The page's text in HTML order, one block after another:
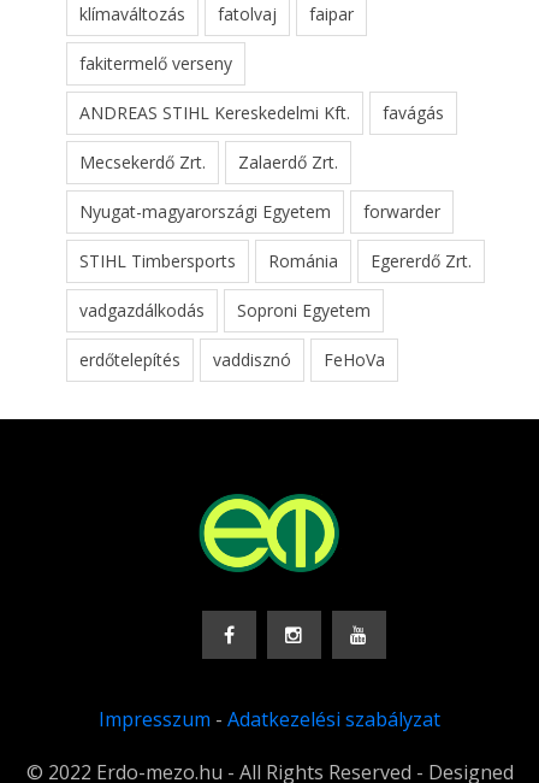
klímaváltozás fatolvaj faipar
fakitermelő verseny
ANDREAS STIHL Kereskedelmi Kft. favágás
Mecsekerdő Zrt. Zalaerdő Zrt.
Nyugat-magyarországi Egyetem forwarder
STIHL Timbersports Románia Egererdő Zrt.
vadgazdálkodás Soproni Egyetem
erdőtelepítés vaddisznó FeHoVa
Impresszum - Adatkezelési szabályzat
© 2022 Erdo-mezo.hu - All Rights Reserved - Designed